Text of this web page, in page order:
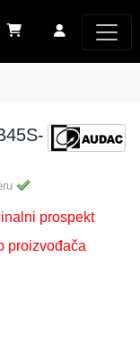
prospekt
proizvođača